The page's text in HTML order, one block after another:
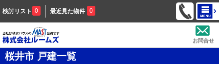
検討リスト 0 最近見た物件 0
お問合せ
桜井市 戸建一覧